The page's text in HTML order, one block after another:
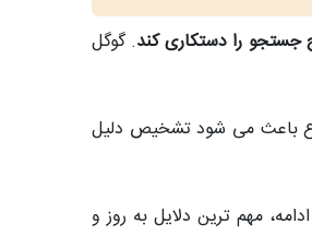
جستجو را دستکاری کند. گوگل
باعث می‌ شود تشخیص دلیل
مهم‌ ترین دلایل به‌ روز و